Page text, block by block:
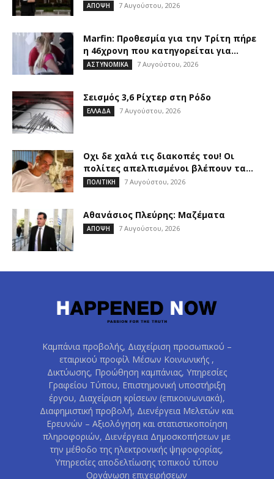
ΑΠΟΨΗ 7 Αυγούστου, 2026
Marfin: Προθεσμία για την Τρίτη πήρε
η 46χρονη που κατηγορείται για...
ΑΣΤΥΝΟΜΙΚΑ 7 Αυγούστου, 2026
Σεισμός 3,6 Ρίχτερ στη Ρόδο
ΕΛΛΑΔΑ 7 Αυγούστου, 2026
Οχι δε χαλά τις διακοπές του! Οι
πολίτες απελπισμένοι βλέπουν τα...
ΠΟΛΙΤΙΚΗ 7 Αυγούστου, 2026
Αθανάσιος Πλεύρης: Μαζέματα
ΑΠΟΨΗ 7 Αυγούστου, 2026
Καμπάνια προβολής, Διαχείριση προσωπικού –
εταιρικού προφίλ Μέσων Κοινωνικής ,
Δικτύωσης, Προώθηση καμπάνιας, Υπηρεσίες
Γραφείου Τύπου, Επιστημονική υποστήριξη
έργου, Διαχείριση κρίσεων (επικοινωνιακά),
Διαφημιστική προβολή, Διενέργεια Μελετών και
Ερευνών – Αξιολόγηση και στατιστικοποίηση
πληροφοριών, Διενέργεια Δημοσκοπήσεων με
την μέθοδο της ηλεκτρονικής ψηφοφορίας,
Υπηρεσίες αποδελτίωσης τοπικού τύπου
Οργάνωση επιχειρήσεων